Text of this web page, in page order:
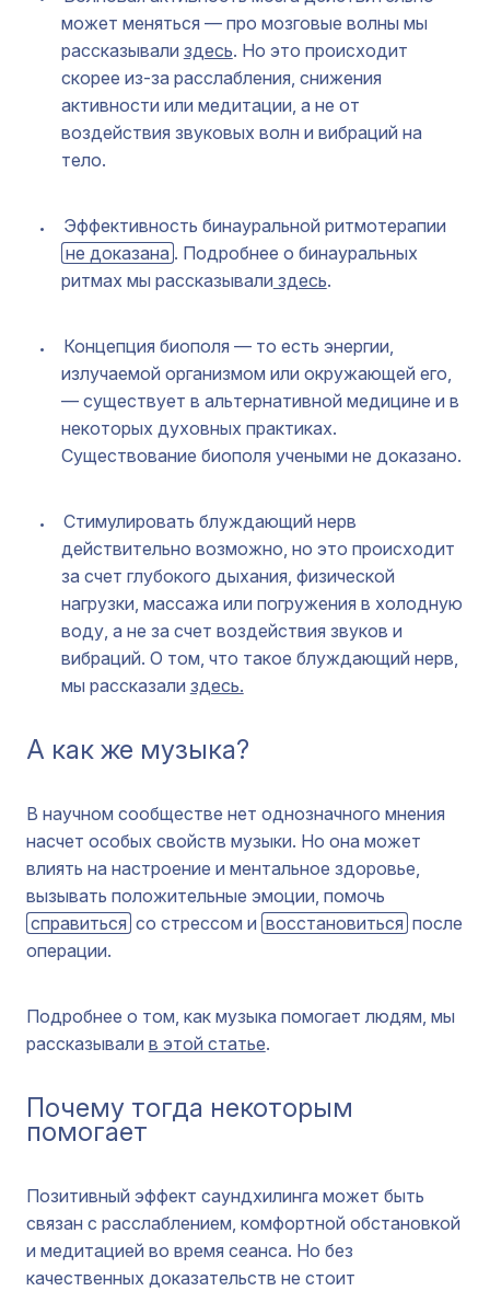
может меняться — про мозговые волны мы
рассказывали здесь. Но это происходит
скорее из-за расслабления, снижения
активности или медитации, а не от
воздействия звуковых волн и вибраций на
тело.
Эффективность бинауральной ритмотерапии
не доказана . Подробнее о бинауральных
ритмах мы рассказывали здесь.
Концепция биополя — то есть энергии,
излучаемой организмом или окружающей его,
— существует в альтернативной медицине и в
некоторых духовных практиках.
Существование биополя учеными не доказано.
Стимулировать блуждающий нерв
действительно возможно, но это происходит
за счет глубокого дыхания, физической
нагрузки, массажа или погружения в холодную
воду, а не за счет воздействия звуков и
вибраций. О том, что такое блуждающий нерв,
мы рассказали здесь.
А как же музыка?
В научном сообществе нет однозначного мнения
насчет особых свойств музыки. Но она может
влиять на настроение и ментальное здоровье,
вызывать положительные эмоции, помочь
справиться со стрессом и восстановиться после
операции.
Подробнее о том, как музыка помогает людям, мы
рассказывали в этой статье.
Почему тогда некоторым
помогает
Позитивный эффект саундхилинга может быть
связан с расслаблением, комфортной обстановкой
и медитацией во время сеанса. Но без
качественных доказательств не стоит